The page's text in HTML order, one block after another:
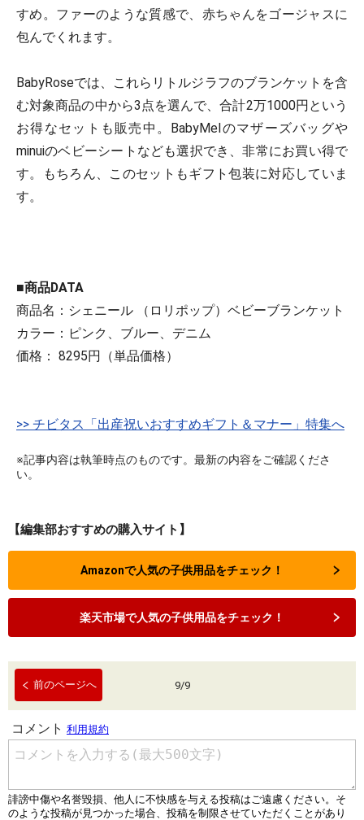
すめ。ファーのような質感で、赤ちゃんをゴージャスに
包んでくれます。
BabyRoseでは、これらリトルジラフのブランケットを含
む対象商品の中から3点を選んで、合計2万1000円という
お得なセットも販売中。BabyMelのマザーズバッグや
minuiのベビーシートなども選択でき、非常にお買い得で
す。もちろん、このセットもギフト包装に対応していま
す。
■商品DATA
商品名：シェニール （ロリポップ）ベビーブランケット
カラー：ピンク、ブルー、デニム
価格： 8295円（単品価格）
>> チビタス「出産祝いおすすめギフト＆マナー」特集へ
※記事内容は執筆時点のものです。最新の内容をご確認くださ
い。
【編集部おすすめの購入サイト】
Amazonで人気の子供用品をチェック！
楽天市場で人気の子供用品をチェック！
前のページへ 9/9